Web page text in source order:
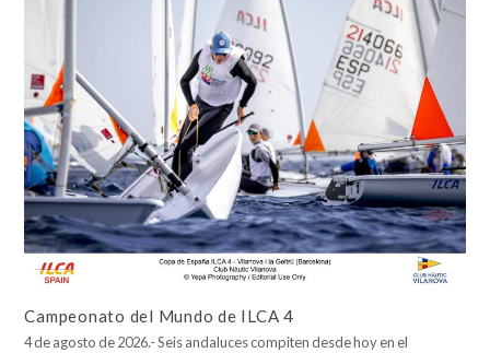
Campeonato del Mundo de ILCA 4
4 de agosto de 2026.- Seis andaluces compiten desde hoy en el